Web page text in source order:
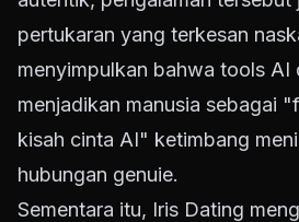
pertukaran yang terkesan
menyimpulkan bahwa tools AI
menjadikan manusia sebagai
kisah cinta AI" ketimbang
hubungan genuie.
Sementara itu, Iris Dating